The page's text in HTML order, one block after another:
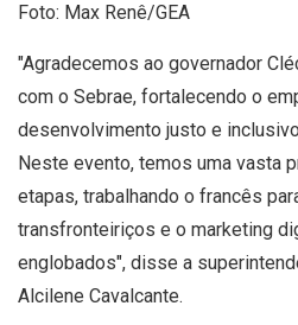
Foto: Max Renê/GEA
"Agradecemos ao governador
com o Sebrae, fortalecendo o
desenvolvimento justo e
Neste evento, temos uma vasta
etapas, trabalhando o francês
transfronteiriços e o marketing
englobados", disse a
Alcilene Cavalcante.